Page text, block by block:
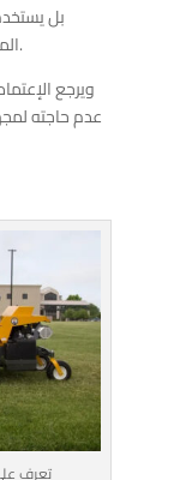
بل
المنتجعات والمجمعات السكنية والأماكن التجارية.
ويرجع
عدم حاجته
تعرف